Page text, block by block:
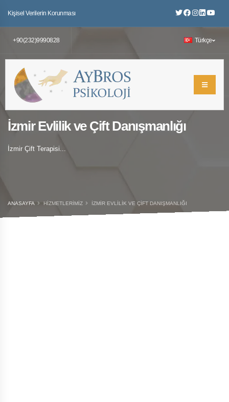
Kişisel Verilerin Korunması
+90(232)9990828 Türkçe
ANASAYFA HIZMETLERIMIZ İZMIR EVLILIK VE ÇIFT DANIŞMANLIĞI
İzmir Evlilik ve Çift Danışmanlığı
İzmir Çift Terapisi...